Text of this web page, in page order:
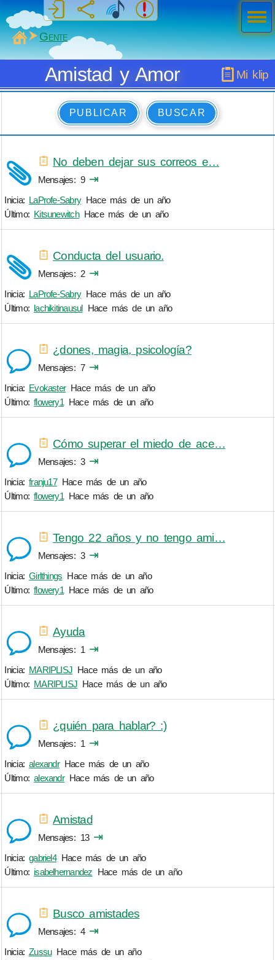
MiSabueso
Gente
Mi klip
Amistad y Amor
PUBLICAR BUSCAR
No deben dejar sus correos e…
Mensajes 9 ⇥
Inicia: LaProfe-Sabry Hace más de un año
Último: Kitsunewitch Hace más de un año
Conducta del usuario.
Mensajes 2 ⇥
Inicia: LaProfe-Sabry Hace más de un año
Último: lachikitinausul Hace más de un año
¿dones, magia, psicología?
Mensajes 7 ⇥
Inicia: Evokaster Hace más de un año
Último:flowery1 Hace más de un año
Cómo superar el miedo de ace…
Mensajes 3 ⇥
Inicia:franju17 Hace más de un año
Último:flowery1 Hace más de un año
Tengo 22 años y no tengo ami…
Mensajes 3 ⇥
Inicia:Girlthings Hace más de un año
Último:flowery1 Hace más de un año
Ayuda
Mensajes 1 ⇥
Inicia: MARIPLISJ Hace más de un año
Último: MARIPLISJ Hace más de un año
¿quién para hablar? :)
Mensajes 1 ⇥
Inicia:alexandr Hace más de un año
Último:alexandr Hace más de un año
Amistad
Mensajes 13 ⇥
Inicia:gabriel4 Hace más de un año
Último: isabelhernandez Hace más de un año
Busco amistades
Mensajes 4 ⇥
Inicia:Zussu Hace más de un año
Men
ú